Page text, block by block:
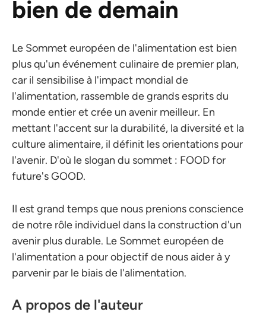
bien de demain
Le Sommet européen de l'alimentation est bien
plus qu'un événement culinaire de premier plan,
car il sensibilise à l'impact mondial de
l'alimentation, rassemble de grands esprits du
monde entier et crée un avenir meilleur. En
mettant l'accent sur la durabilité, la diversité et la
culture alimentaire, il définit les orientations pour
l'avenir. D'où le slogan du sommet : FOOD for
future's GOOD.
Il est grand temps que nous prenions conscience
de notre rôle individuel dans la construction d'un
avenir plus durable. Le Sommet européen de
l'alimentation a pour objectif de nous aider à y
parvenir par le biais de l'alimentation.
A propos de l'auteur